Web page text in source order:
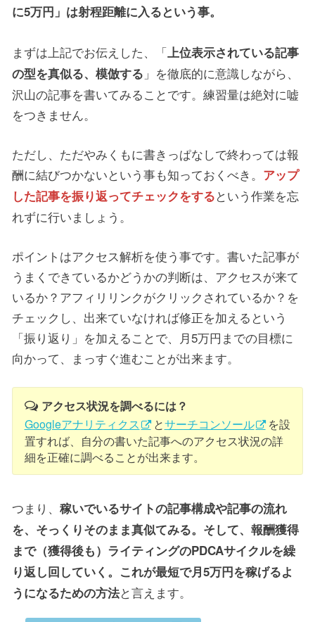
に5万円」は射程距離に入るという事。
まずは上記でお伝えした、「 上位表示されている記事
の型を真似る、模倣する 」を徹底的に意識しながら、
沢山の記事を書いてみることです。練習量は絶対に嘘
をつきません。
ただし、ただやみくもに書きっぱなしで終わっては報
酬に結びつかないという事も知っておくべき。 アップ
した記事を振り返ってチェックをするという作業を忘
れずに行いましょう。
ポイントはアクセス解析を使う事です。書いた記事が
うまくできているかどうかの判断は、アクセスが来て
いるか？アフィリリンクがクリックされているか？を
チェックし、出来ていなければ修正を加えるという
「振り返り」を加えることで、月5万円までの目標に
向かって、まっすぐ進むことが出来ます。
アクセス状況を調べるには？
Googleアナリティクス
とサーチコンソール
を設
置すれば、自分の書いた記事へのアクセス状況の詳
細を正確に調べることが出来ます。
つまり、 稼いでいるサイトの記事構成や記事の流れ
を、そっくりそのまま真似てみる。そして、報酬獲得
まで（獲得後も）ライティングのPDCAサイクルを繰
り返し回していく。これが最短で月5万円を稼げるよ
うになるための方法と言えます。